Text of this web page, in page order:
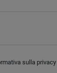
sulla privacy